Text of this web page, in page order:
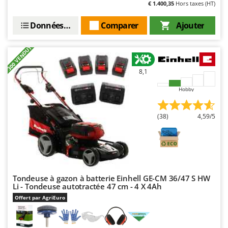
Tondeuses débroussailleuses thermiques
Trancheuses de sol
Transpalettes
Treuils de débardage
Tronçonneuses
Vêtements de Sécurité
Vibroculteurs à tracteur
Landxcape
LAR Casalinghi
Lavor
Linea VZ
Lisam
Lotusgrill
M.A.I.BO.
Macom
Macte Ovens
Makita
MAMMAMIA
Marcato
Marina Systems
€ 1.400,35 Hors taxes (HT)
Ajouter
Comparer
Données techniques
+300 VENDUTI 8,1
Hobby
(38) 4,59/5
Tondeuse à gazon à batterie Einhell GE-CM 36/47 S HW
Li - Tondeuse autotractée 47 cm - 4 X 4Ah
Offert par AgriEuro